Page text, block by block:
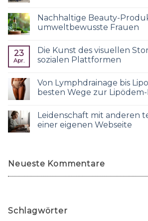
Nachhaltige Beauty-
umweltbewusste Frauen
23
Apr.
Die Kunst des visuellen
sozialen Plattformen
Von Lymphdrainage bis
besten Wege zur
Leidenschaft mit anderen
einer eigenen Webseite
Neueste Kommentare
Schlagwörter